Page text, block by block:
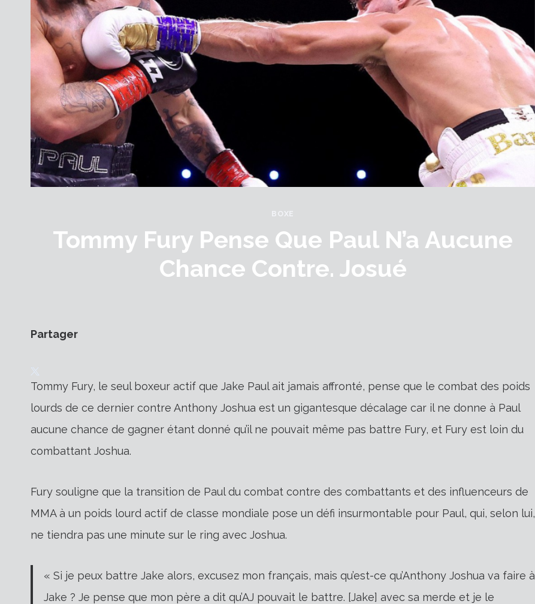
BOXE
Tommy Fury Pense Que Paul N’a Aucune
Chance Contre. Josué
Partager
Tommy Fury, le seul boxeur actif que Jake Paul ait jamais affronté, pense que le combat des poids
lourds de ce dernier contre Anthony Joshua est un gigantesque décalage car il ne donne à Paul
aucune chance de gagner étant donné qu’il ne pouvait même pas battre Fury, et Fury est loin du
combattant Joshua.
Fury souligne que la transition de Paul du combat contre des combattants et des influenceurs de
MMA à un poids lourd actif de classe mondiale pose un défi insurmontable pour Paul, qui, selon lui,
ne tiendra pas une minute sur le ring avec Joshua.
« Si je peux battre Jake alors, excusez mon français, mais qu’est-ce qu’Anthony Joshua va faire à
Jake ? Je pense que mon père a dit qu’AJ pouvait le battre. [Jake] avec sa merde et je le